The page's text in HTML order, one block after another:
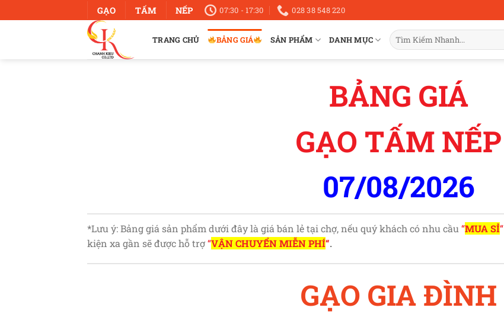
qua
GẠO TẤM NẾP 07:30 - 17:30 028 38 548 220
TRANG CHỦ BẢNG GIÁ SẢN PHẨM DANH MỤC
Tìm
kiếm:
BẢNG GIÁ
GẠO TẤM NẾP
07/08/2026
*Lưu ý: Bảng giá sản phẩm dưới đây là giá bán lẻ tại chợ, nếu quý khách có nhu cầu “MUA SỈ“
kiện xa gần sẽ được hỗ trợ“VẬN CHUYỂN MIỄN PHÍ“.
GẠO GIA ĐÌNH